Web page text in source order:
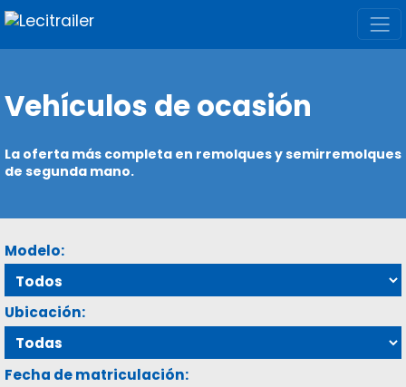
Vehículos de ocasión
La oferta más completa en remolques y semirremolques
de segunda mano.
Modelo:
Ubicación:
Fecha de matriculación: